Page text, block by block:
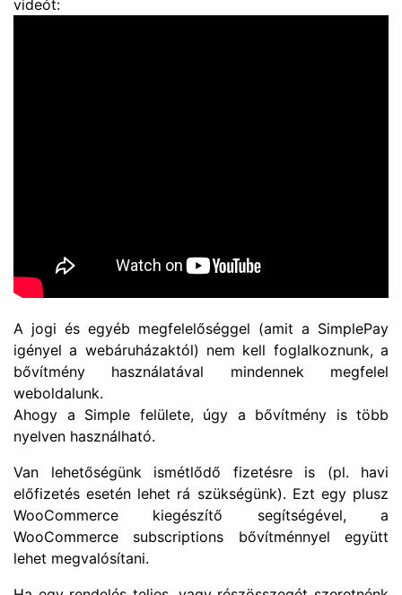
előfizetés esetén lehet rá szükségünk). Ezt egy plusz
WooCommerce kiegészítő segítségével, a
lehet megvalósítani.
Ha egy rendelés teljes, vagy részösszegét szeretnénk
visszatéríteni, ez automatikusan megtörténik. Nincs
más dolgunk, mint beállítani a WooCommerce rendelés
felületén.
Mennyibe kerül a SimplePay for
WooCommerce bővítmény?
A bővítmény megvásárlására több lehetőségünk is
van. Első körben fontos eldönteni, hogy van-e
szükségünk az extra funkciókra (ismétlődő fizetés,
upsel biztosítása). Ha nem, akkor elég lehet az alap